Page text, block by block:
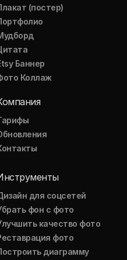
(постер)
Баннер
Коллаж
для соцсетей
фон с фото
качество фото
фото
диаграмму